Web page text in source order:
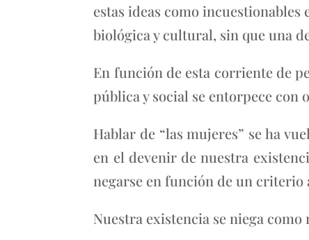
estas ideas como
biológica y cultural, sin que una
En función de esta corriente de
pública y social se entorpece con
Hablar de “las mujeres” se ha
en el devenir de nuestra
negarse en función de un criterio
Nuestra existencia se niega